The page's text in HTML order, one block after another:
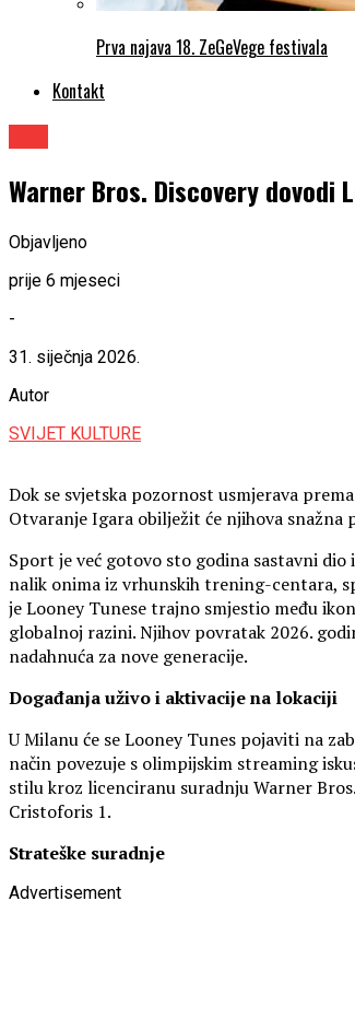
Prva najava 18. ZeGeVege festivala
Kontakt
Warner Bros. Discovery dovodi
Objavljeno
prije 6 mjeseci
-
31. siječnja 2026.
Autor
SVIJET KULTURE
Dok se svjetska pozornost usmjerava
Otvaranje Igara obilježit će njihova
Sport je već gotovo sto godina sastavni
nalik onima iz vrhunskih trening-centara,
je Looney Tunese trajno smjestio među
globalnoj razini. Njihov povratak 2026.
nadahnuća za nove generacije.
Događanja uživo i aktivacije na lokaciji
U Milanu će se Looney Tunes pojaviti na
način povezuje s olimpijskim streaming
stilu kroz licenciranu suradnju Warner
Cristoforis 1.
Strateške suradnje
Advertisement